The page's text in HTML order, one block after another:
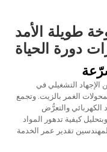
طويلة الأمد
دورة الحياة
التشغيلي في
الغمر بالزيت. وتجمع
الكهربائي والتعرُّض
كيفية تدهور المواد
تقدير عمر الخدمة